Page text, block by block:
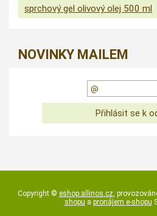
sprchový gel olivový olej 500 ml
NOVINKY MAILEM
Copyright © eshop.allinos.cz,
shopu a pronájem e-shopu